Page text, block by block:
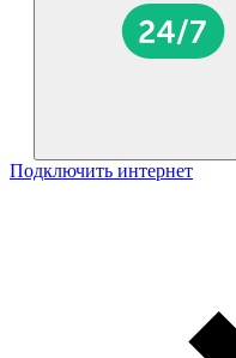
Подключить интернет